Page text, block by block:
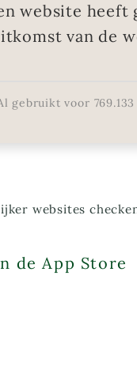
website
van de
gebruikt voor 769.133
websites